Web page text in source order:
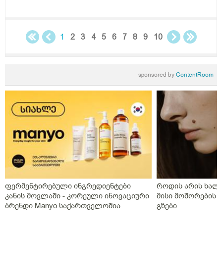
1 2 3 4 5 6 7 8 9 10
sponsored byContentRoom
ფერმენტირებული ინგრედიენტები
კანის მოვლაში - კორეული ინოვაციური
ბრენდი Manyo საქართველოშია
როდის არის
მისი მოშორების
გზები